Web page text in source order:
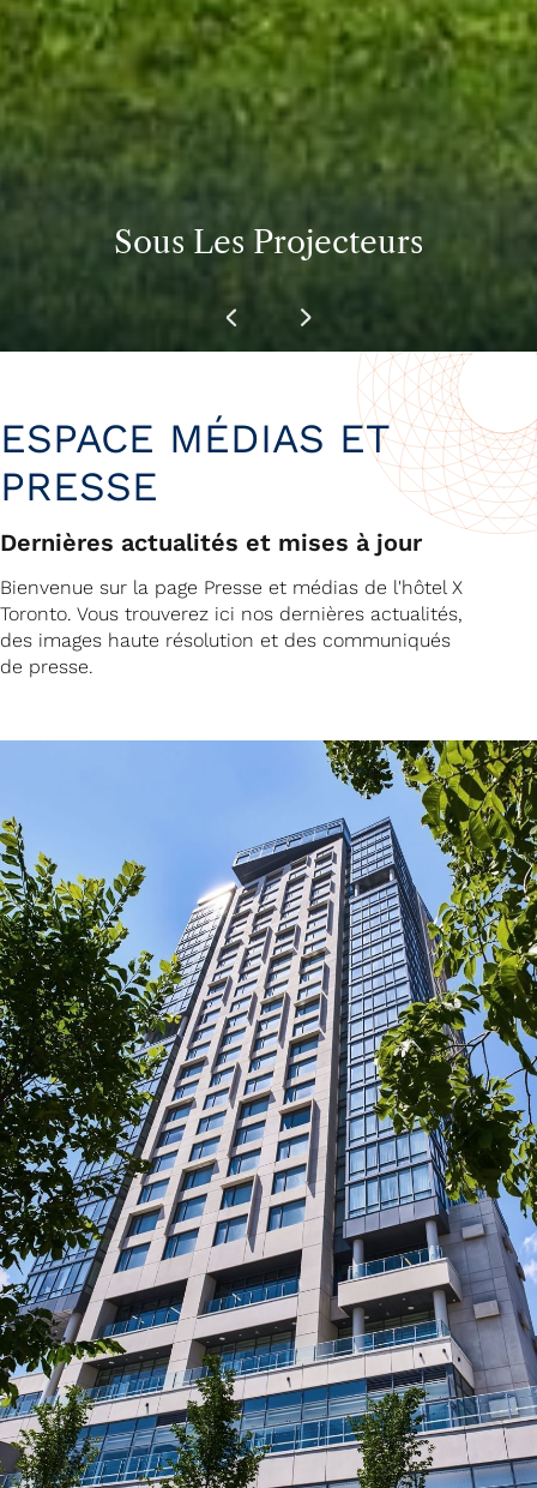
Sous Les Projecteurs
Sous Les Projecteurs
Sous Les Projecteurs
ESPACE MÉDIAS ET
PRESSE
Dernières actualités et mises à jour
Bienvenue sur la page Presse et médias de l'hôtel X
Toronto. Vous trouverez ici nos dernières actualités,
des images haute résolution et des communiqués
de presse.